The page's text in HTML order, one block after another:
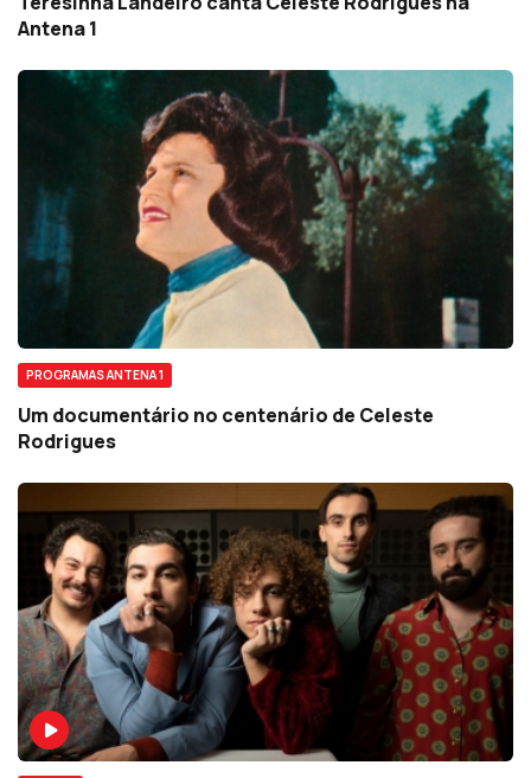
Antena 1
PROGRAMAS ANTENA 1
Um documentário no centenário de Celeste
Rodrigues